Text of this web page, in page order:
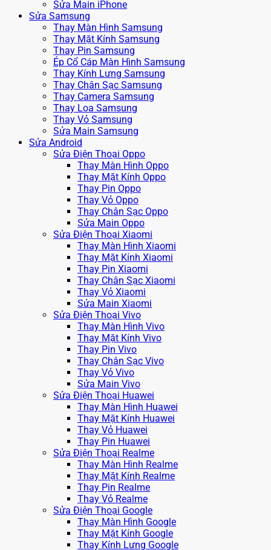
Sửa Main iPhone
Sửa Samsung
Thay Màn Hình Samsung
Thay Mặt Kính Samsung
Thay Pin Samsung
Ép Cổ Cáp Màn Hình Samsung
Thay Kính Lưng Samsung
Thay Chân Sạc Samsung
Thay Camera Samsung
Thay Loa Samsung
Thay Vỏ Samsung
Sửa Main Samsung
Sửa Android
Sửa Điện Thoại Oppo
Thay Màn Hình Oppo
Thay Mặt Kính Oppo
Thay Pin Oppo
Thay Vỏ Oppo
Thay Chân Sạc Oppo
Sửa Main Oppo
Sửa Điện Thoại Xiaomi
Thay Màn Hình Xiaomi
Thay Mặt Kính Xiaomi
Thay Pin Xiaomi
Thay Chân Sạc Xiaomi
Thay Vỏ Xiaomi
Sửa Main Xiaomi
Sửa Điện Thoại Vivo
Thay Màn Hình Vivo
Thay Mặt Kính Vivo
Thay Pin Vivo
Thay Chân Sạc Vivo
Thay Vỏ Vivo
Sửa Main Vivo
Sửa Điện Thoại Huawei
Thay Màn Hình Huawei
Thay Mặt Kính Huawei
Thay Vỏ Huawei
Thay Pin Huawei
Sửa Điện Thoại Realme
Thay Màn Hình Realme
Thay Mặt Kính Realme
Thay Pin Realme
Thay Vỏ Realme
Sửa Điện Thoại Google
Thay Màn Hình Google
Thay Mặt Kính Google
Thay Kính Lưng Google